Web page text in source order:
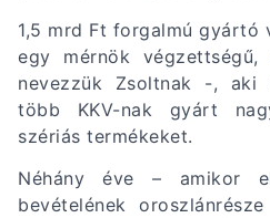
1,5 mrd Ft forgalmú gyártó
egy mérnök végzettségű,
nevezzük Zsoltnak -,
több KKV-nak gyárt
szériás termékeket.
Néhány éve – amikor
bevételének